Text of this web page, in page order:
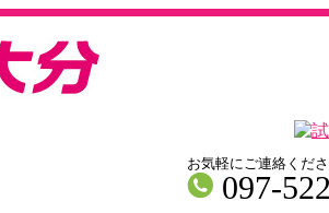
お気軽にご連絡くだ
097-